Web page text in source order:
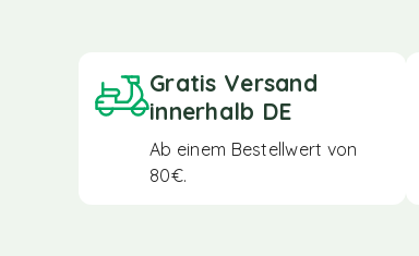
Gratis Versand
innerhalb DE
Ab einem Bestellwert von
80€.